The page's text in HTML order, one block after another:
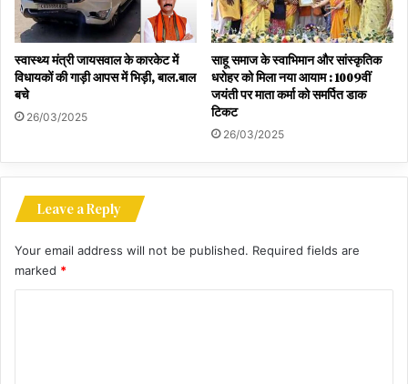
स्वास्थ्य मंत्री जायसवाल के कारकेट में
विधायकों की गाड़ी आपस में भिड़ी, बाल.बाल
बचे
26/03/2025
साहू समाज के स्वाभिमान और सांस्कृतिक
धरोहर को मिला नया आयाम : 1009वीं
जयंती पर माता कर्मा को समर्पित डाक
टिकट
26/03/2025
Leave a Reply
Your email address will not be published. Required fields are
marked *